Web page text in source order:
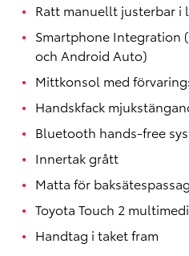
Ratt manuellt justerbar i
Smartphone Integration
och Android Auto)
Mittkonsol med
Handskfack
Bluetooth hands-free
Innertak grått
Matta för
Toyota Touch 2
Handtag i taket fram